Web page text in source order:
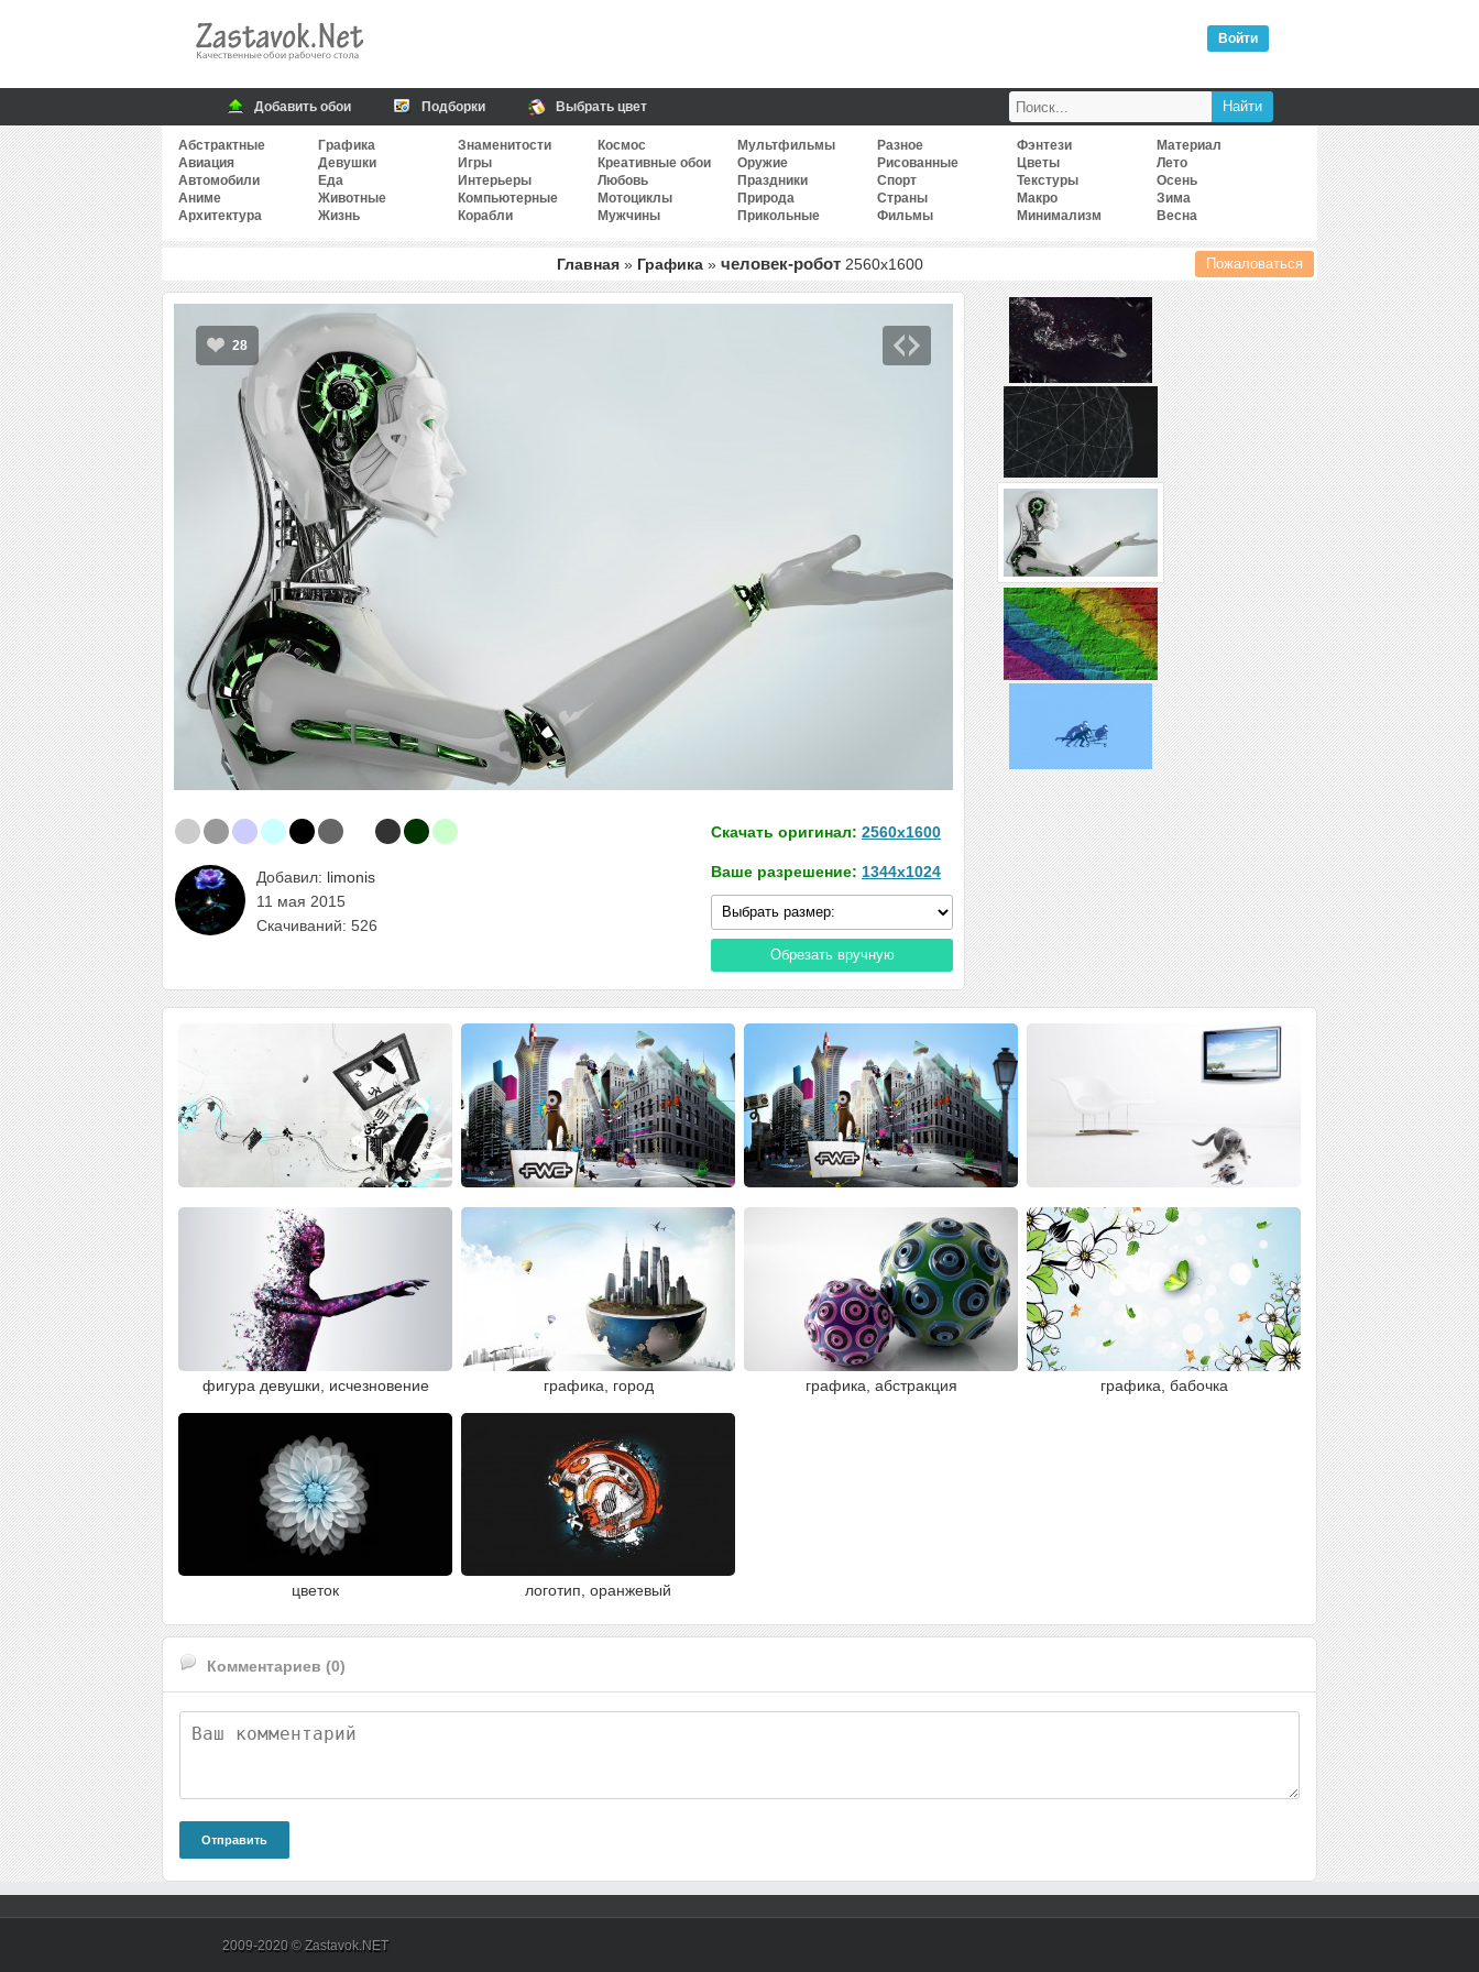
Войти
Добавить обои Подборки Выбрать цвет
Абстрактные
Авиация
Автомобили
Аниме
Архитектура
Графика
Девушки
Еда
Животные
Жизнь
Знаменитости
Игры
Интерьеры
Компьютерные
Корабли
Космос
Креативные обои
Любовь
Мотоциклы
Мужчины
Мультфильмы
Оружие
Праздники
Природа
Прикольные
Разное
Рисованные
Спорт
Страны
Фильмы
Фэнтези
Цветы
Текстуры
Макро
Минимализм
Материал
Лето
Осень
Зима
Весна
Главная» Графика» человек-робот 2560x1600 Пожаловаться
28
Добавил: limonis
11 мая 2015
Скачиваний: 526
Скачать оригинал: 2560x1600
Ваше разрешение: 1344x1024
Обрезать вручную
фигура девушки, исчезновение графика, город графика, абстракция графика, бабочка
цветок логотип, оранжевый
Комментариев (0)
Отправить
2009-2020 © Zastavok.NET